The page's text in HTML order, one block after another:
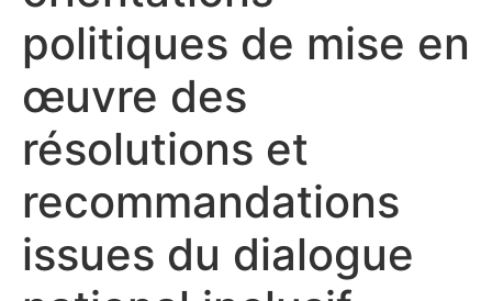
politiques de mise en
œuvre des
résolutions et
recommandations
issues du dialogue